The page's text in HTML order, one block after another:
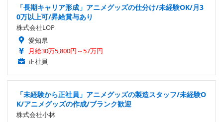
「長期キャリア形成」アニメグッズの仕分け/未経験OK/月3
0万以上可/昇給賞与あり
株式会社LOP
愛知県
月給30万5,800円～57万円
正社員
「未経験から正社員」アニメグッズの製造スタッフ/未経験O
K/アニメグッズの作成/ブランク歓迎
株式会社小林